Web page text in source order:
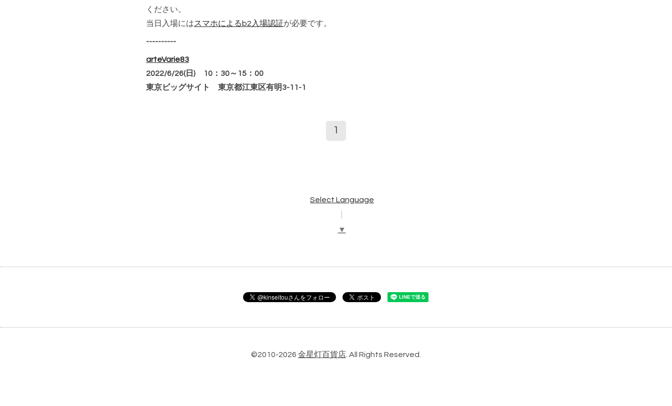
ください。
当日入場にはスマホによるb2入場認証が必要です。
----------
arteVarie83
2022/6/26(日)
10：30～15：00
東京ビッグサイト 東京都江東区有明3-11-1
1
Select Language
▼
©2010-2026 金星灯百貨店 . All Rights Reserved.